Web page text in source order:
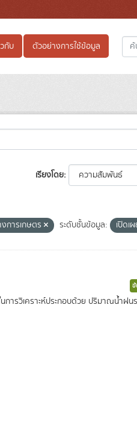
กับ ตัวอย่างการใช้ข้อมูล
เรียงโดย
การเกษตร ระดับชั้นข้อมูล: เปิดเ
ข้
ารวิเคราะห์ประกอบด้วย ปริมาณน้ำฝ